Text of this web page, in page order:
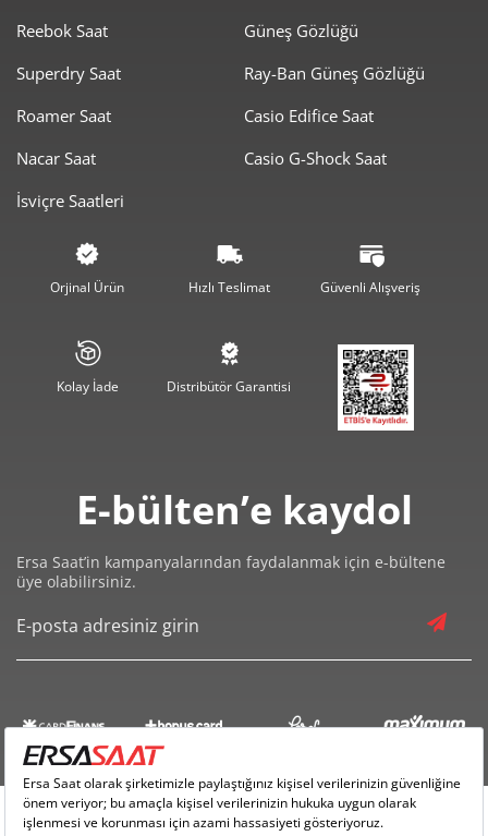
Reebok Saat
Superdry Saat
Roamer Saat
Nacar Saat
İsviçre Saatleri
Güneş Gözlüğü
Ray-Ban Güneş Gözlüğü
Casio Edifice Saat
Casio G-Shock Saat
Orjinal Ürün Hızlı Teslimat Güvenli Alışveriş
Kolay İade Distribütör Garantisi
E-bülten’e kaydol
Ersa Saat’in kampanyalarından faydalanmak için e-bültene
üye olabilirsiniz.